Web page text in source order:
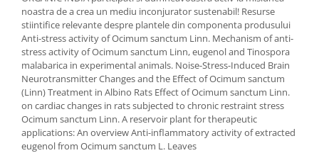
noastra de a crea un mediu inconjurator sustenabil! Resurse
stiintifice relevante despre plantele din componenta produsului
Anti-stress activity of Ocimum sanctum Linn. Mechanism of anti-
stress activity of Ocimum sanctum Linn, eugenol and Tinospora
malabarica in experimental animals. Noise-Stress-Induced Brain
Neurotransmitter Changes and the Effect of Ocimum sanctum
(Linn) Treatment in Albino Rats Effect of Ocimum sanctum Linn.
on cardiac changes in rats subjected to chronic restraint stress
Ocimum sanctum Linn. A reservoir plant for therapeutic
applications: An overview Anti-inflammatory activity of extracted
eugenol from Ocimum sanctum L. Leaves